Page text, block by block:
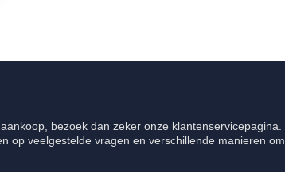
bezoek dan zeker onze klantenservicepagina.
op veelgestelde vragen en verschillende manieren om